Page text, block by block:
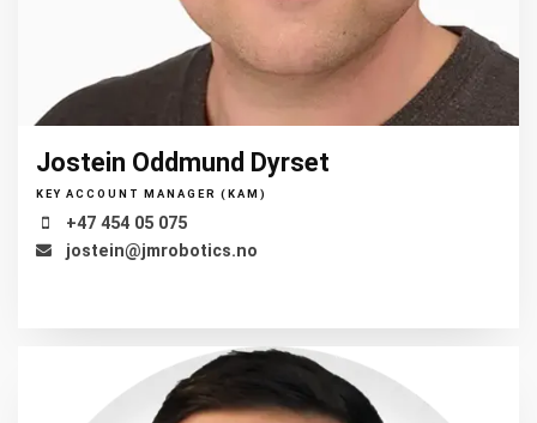
Jostein Oddmund Dyrset
KEY ACCOUNT MANAGER (KAM)
+47 454 05 075
jostein@jmrobotics.no